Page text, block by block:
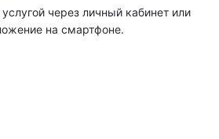
через личный кабинет или
на смартфоне.